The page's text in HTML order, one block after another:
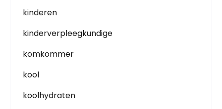
kinderen
kinderverpleegkundige
komkommer
kool
koolhydraten